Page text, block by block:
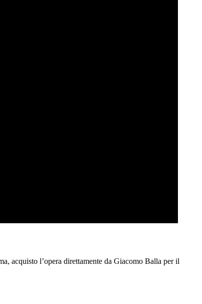
acquisto l’opera direttamente da Giacomo Balla per il